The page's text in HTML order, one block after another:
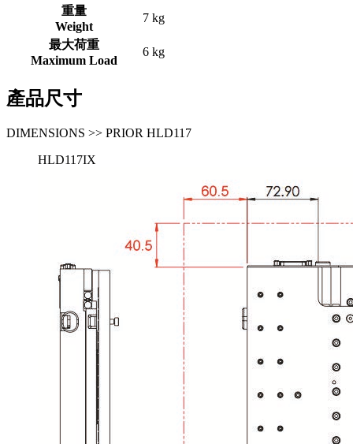
重量
Weight
7 kg
最大荷重
Maximum Load
6 kg
產品尺寸
DIMENSIONS >> PRIOR HLD117
HLD117IX